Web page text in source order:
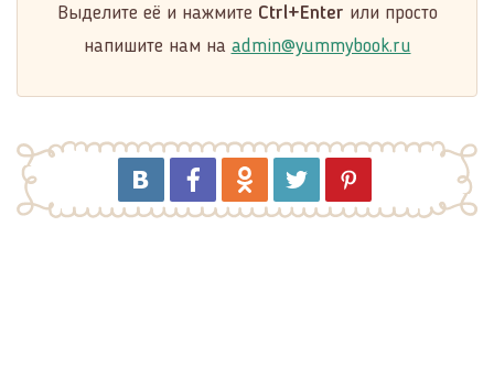
Выделите её и нажмите Ctrl+Enter или просто
напишите нам на admin@yummybook.ru